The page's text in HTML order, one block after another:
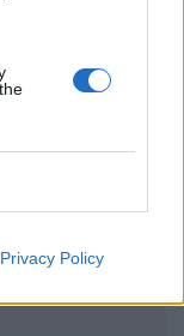
Privacy Policy